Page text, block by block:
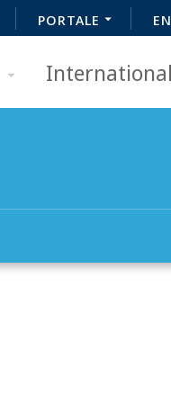
PORTALE
International